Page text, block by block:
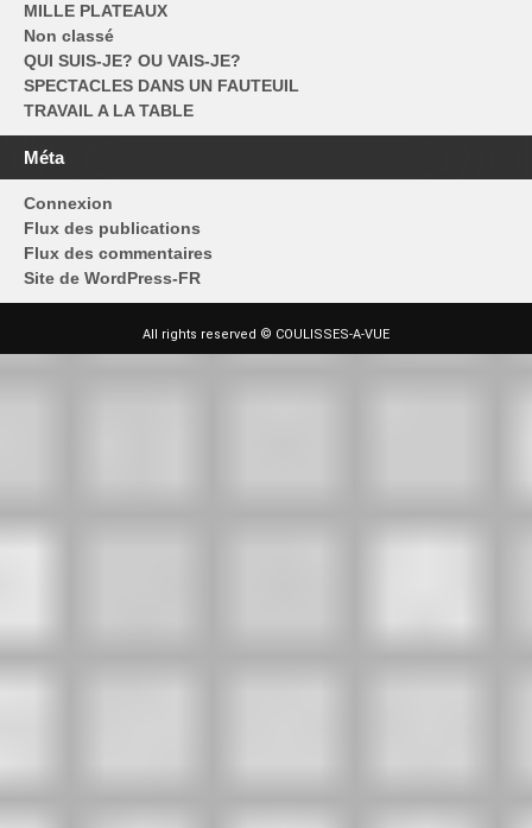
MILLE PLATEAUX
Non classé
QUI SUIS-JE? OU VAIS-JE?
SPECTACLES DANS UN FAUTEUIL
TRAVAIL A LA TABLE
Méta
Connexion
Flux des publications
Flux des commentaires
Site de WordPress-FR
All rights reserved © COULISSES-A-VUE